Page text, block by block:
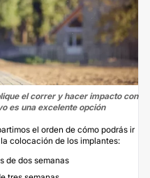
el correr y hacer impacto con
es una excelente opción
el orden de cómo podrás ir
colocación de los implantes:
de dos semanas